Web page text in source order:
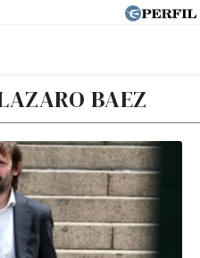
BAEZ